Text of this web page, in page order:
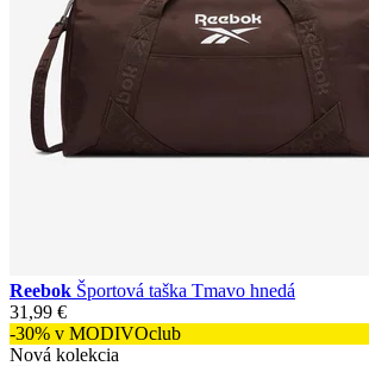
Reebok Športová taška Tmavo hnedá
31,99 €
-30% v MODIVOclub
Nová kolekcia